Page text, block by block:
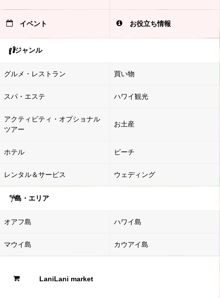
イベント お役立ち情報
ジャンル
グルメ・レストラン 買い物
スパ・エステ ハワイ観光
アクティビティ・オプショナル
ツアー
お土産
ホテル ビーチ
レンタル＆サービス ウェディング
島・エリア
オアフ島 ハワイ島
マウイ島 カウアイ島
LaniLani market